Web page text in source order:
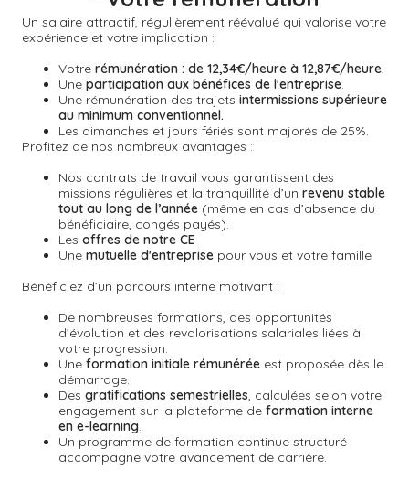
Un salaire attractif, régulièrement réévalué qui valorise votre
expérience et votre implication :
Votre rémunération : de 12,34€/heure à 12,87€/heure.
Une participation aux bénéfices de l'entreprise.
Une rémunération des trajets intermissions supérieure
au minimum conventionnel.
Les dimanches et jours fériés sont majorés de 25%.
Profitez de nos nombreux avantages :
Nos contrats de travail vous garantissent des
missions régulières et la tranquillité d’un revenu stable
tout au long de l’année (même en cas d’absence du
bénéficiaire, congés payés).
Les offres de notre CE
Une mutuelle d'entreprise pour vous et votre famille
Bénéficiez d’un parcours interne motivant :
De nombreuses formations, des opportunités
d’évolution et des revalorisations salariales liées à
votre progression.
Une formation initiale rémunérée est proposée dès le
démarrage.
Des gratifications semestrielles, calculées selon votre
engagement sur la plateforme de formation interne
en e-learning.
Un programme de formation continue structuré
accompagne votre avancement de carrière.